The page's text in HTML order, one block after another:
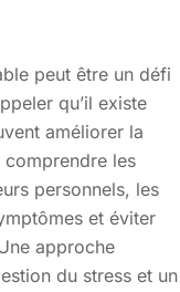
peut être un défi
qu’il existe
améliorer la
les
personnels, les
et éviter
approche
du stress et un